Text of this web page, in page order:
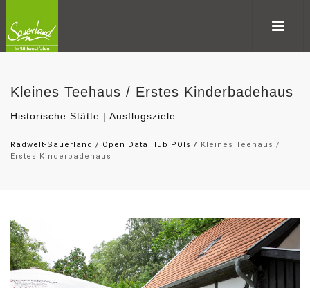
Kleines Teehaus / Erstes Kinderbadehaus
Historische Stätte | Ausflugsziele
Radwelt-Sauerland / Open Data Hub POIs / Kleines Teehaus /
Erstes Kinderbadehaus